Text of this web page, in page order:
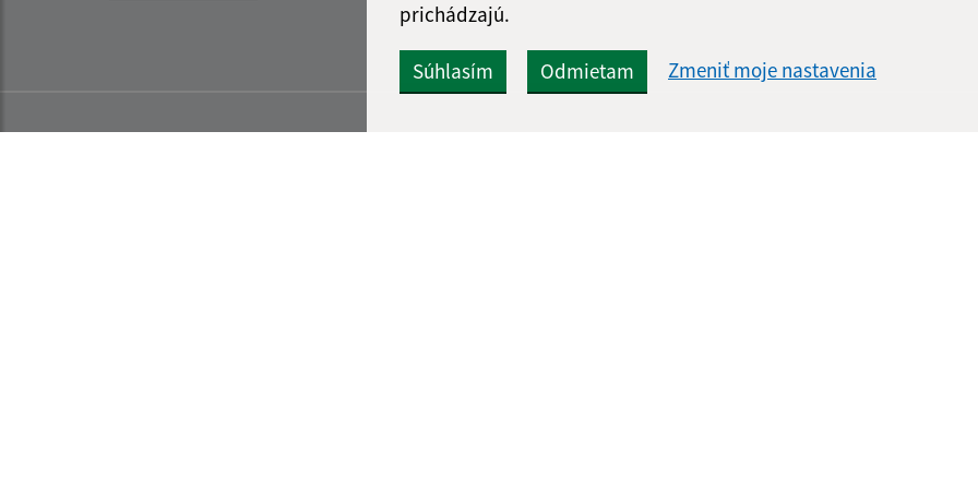
prichádzajú.
Súhlasím Odmietam Zmeniť moje nastavenia